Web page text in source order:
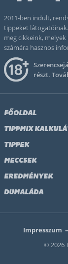
2011-ben indult,
tippeket
meg cikkeink,
számára hasznos
részt.
FŐOLDAL
TIPPMIX
TIPPEK
MECCSEK
EREDMÉNYEK
DUMALÁDA
Impresszum –
© 2026